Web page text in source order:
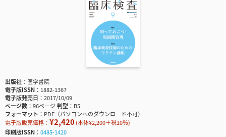
出版社
医学書院
電子版ISSN
1882-1367
電子版発売日
2017/10/09
ページ数
96ページ判型
B5
フォーマット
PDF（パソコンへのダウンロード不可）
電子版販売価格： ¥2,420(本体¥2,200＋税10％)
印刷版ISSN
0485-1420